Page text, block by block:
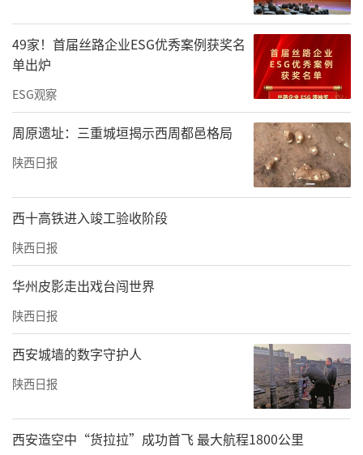
49家！首届丝路企业ESG优秀案例获奖名
单出炉
ESG观察
周原遗址：三重城垣揭示西周都邑格局
陕西日报
西十高铁进入竣工验收阶段
陕西日报
华州皮影走出戏台闯世界
陕西日报
西安城墙的数字守护人
陕西日报
西安造空中“货拉拉”成功首飞 最大航程1800公里